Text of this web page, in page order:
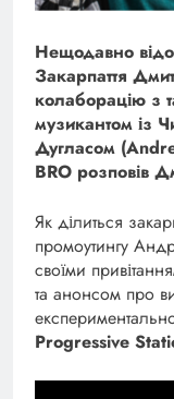
Нещодавно
Закарпаття
колаборацію з
музикантом із
Дугласом
BRO розповів
Як ділиться
промоутингу
своїми
та анонсом про
Progressive